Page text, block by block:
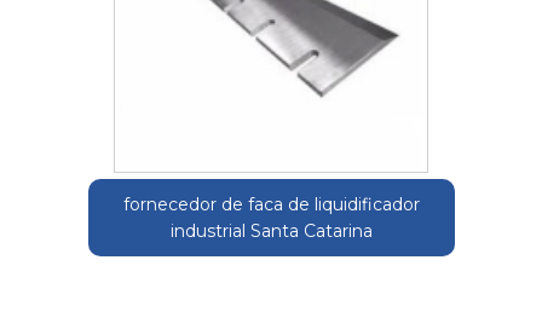
fornecedor de faca de liquidificador
industrial Santa Catarina